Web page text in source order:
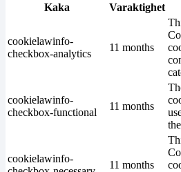
Kaka
Varaktighet
cookielawinfo-
checkbox-analytics
11 months
cookielawinfo-
checkbox-functional
11 months
cookielawinfo-
11 months